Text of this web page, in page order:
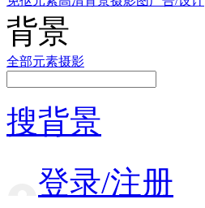
背景
全部元素摄影
搜背景
登录/注册